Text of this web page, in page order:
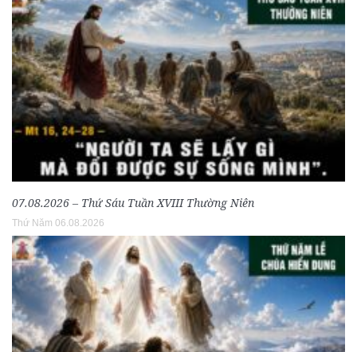
07.08.2026 – Thứ Sáu Tuần XVIII Thường Niên
Thứ Năm 06.08.2026